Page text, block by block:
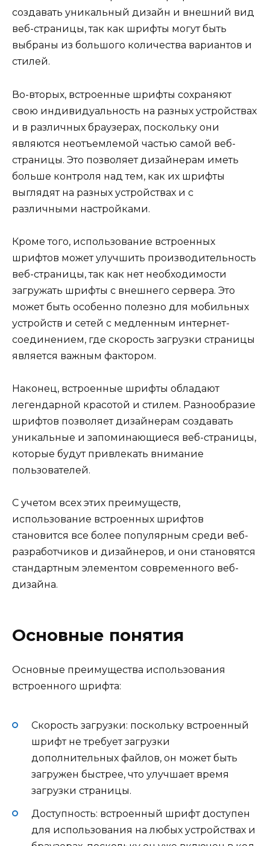
создавать уникальный дизайн и внешний вид
веб-страницы, так как шрифты могут быть
выбраны из большого количества вариантов и
стилей.
Во-вторых, встроенные шрифты сохраняют
свою индивидуальность на разных устройствах
и в различных браузерах, поскольку они
являются неотъемлемой частью самой веб-
страницы. Это позволяет дизайнерам иметь
больше контроля над тем, как их шрифты
выглядят на разных устройствах и с
различными настройками.
Кроме того, использование встроенных
шрифтов может улучшить производительность
веб-страницы, так как нет необходимости
загружать шрифты с внешнего сервера. Это
может быть особенно полезно для мобильных
устройств и сетей с медленным интернет-
соединением, где скорость загрузки страницы
является важным фактором.
Наконец, встроенные шрифты обладают
легендарной красотой и стилем. Разнообразие
шрифтов позволяет дизайнерам создавать
уникальные и запоминающиеся веб-страницы,
которые будут привлекать внимание
пользователей.
С учетом всех этих преимуществ,
использование встроенных шрифтов
становится все более популярным среди веб-
разработчиков и дизайнеров, и они становятся
стандартным элементом современного веб-
дизайна.
Основные понятия
Основные преимущества использования
встроенного шрифта:
Скорость загрузки: поскольку встроенный
шрифт не требует загрузки
дополнительных файлов, он может быть
загружен быстрее, что улучшает время
загрузки страницы.
Доступность: встроенный шрифт доступен
для использования на любых устройствах и